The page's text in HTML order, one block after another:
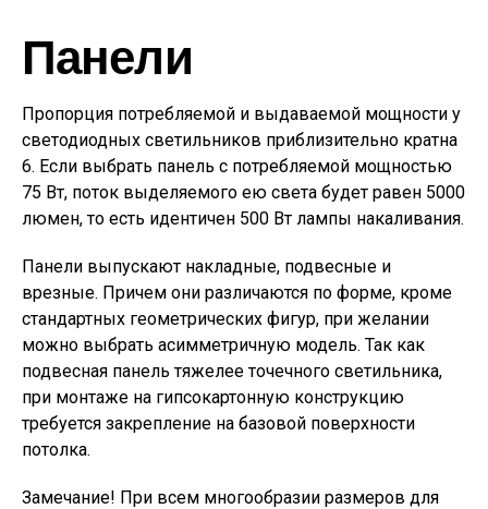
Панели
Пропорция потребляемой и выдаваемой мощности у
светодиодных светильников приблизительно кратна
6. Если выбрать панель с потребляемой мощностью
75 Вт, поток выделяемого ею света будет равен 5000
люмен, то есть идентичен 500 Вт лампы накаливания.
Панели выпускают накладные, подвесные и
врезные. Причем они различаются по форме, кроме
стандартных геометрических фигур, при желании
можно выбрать асимметричную модель. Так как
подвесная панель тяжелее точечного светильника,
при монтаже на гипсокартонную конструкцию
требуется закрепление на базовой поверхности
потолка.
Замечание! При всем многообразии размеров для